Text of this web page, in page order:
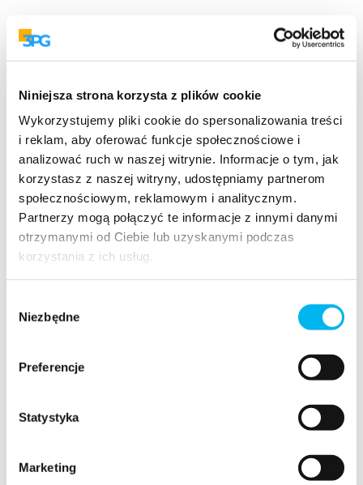
Niniejsza strona korzysta z plików cookie
Wykorzystujemy pliki cookie do spersonalizowania treści
i reklam, aby oferować funkcje społecznościowe i
analizować ruch w naszej witrynie. Informacje o tym, jak
korzystasz z naszej witryny, udostępniamy partnerom
społecznościowym, reklamowym i analitycznym.
Partnerzy mogą połączyć te informacje z innymi danymi
otrzymanymi od Ciebie lub uzyskanymi podczas
korzystania z ich usług.
zgody
Niezbędne
Preferencje
Statystyka
Marketing